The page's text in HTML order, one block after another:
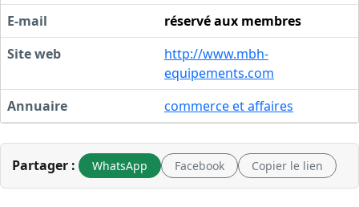
E-mail
réservé aux membres
Site web
http://www.mbh-
equipements.com
Annuaire
commerce et affaires
Partager : WhatsApp Facebook Copier le lien